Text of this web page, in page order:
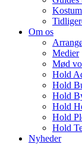
Om os
Medier
Mød
Hold
Hold
Hold
Hold
Hold
Hold
Nyheder